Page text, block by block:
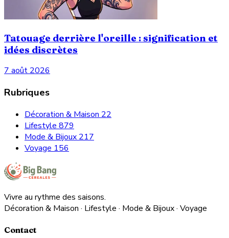
Tatouage derrière l'oreille : signification et
idées discrètes
7 août 2026
Rubriques
Décoration & Maison 22
Lifestyle 879
Mode & Bijoux 217
Voyage 156
Vivre au rythme des saisons.
Décoration & Maison · Lifestyle · Mode & Bijoux · Voyage
Contact